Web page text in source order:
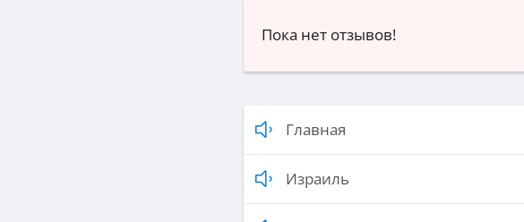
Пока нет отзывов!
Главная
Израиль